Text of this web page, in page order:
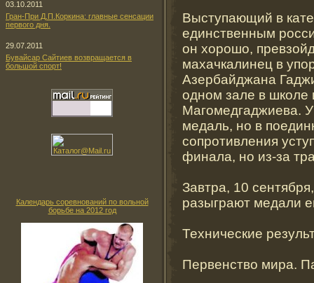
03.10.2011
Гран-При Д.П.Коркина: главные сенсации
первого дня.
29.07.2011
Бувайсар Сайтиев возвращается в
большой спорт!
Календарь соревнований по вольной
борьбе на 2012 год
Выступающий в
единственным
он хорошо,
махачкалинец в
Азербайджана
одном зале в школе
Магомедгаджиева.
медаль, но в
сопротивления
финала, но из-за
Завтра, 10
разыграют медали
Технические
Первенство мира.